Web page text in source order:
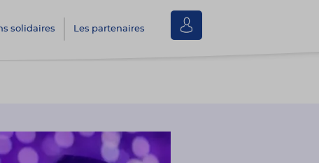
solidaires Les partenaires
connecter